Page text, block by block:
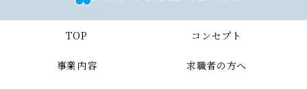
TOP コンセプト
事業内容 求職者の方へ